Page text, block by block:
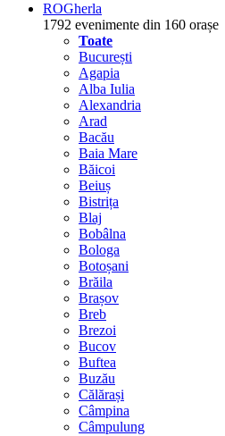
ROGherla
1792 evenimente din 160 orașe
Toate
București
Agapia
Alba Iulia
Alexandria
Arad
Bacău
Baia Mare
Băicoi
Beiuș
Bistrița
Blaj
Bobâlna
Bologa
Botoșani
Brăila
Brașov
Breb
Brezoi
Bucov
Buftea
Buzău
Călărași
Câmpina
Câmpulung